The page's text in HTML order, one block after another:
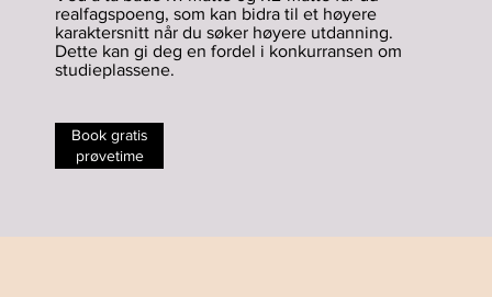
realfagspoeng, som kan bidra til et høyere
karaktersnitt når du søker høyere utdanning.
Dette kan gi deg en fordel i konkurransen om
studieplassene.
Book gratis
prøvetime